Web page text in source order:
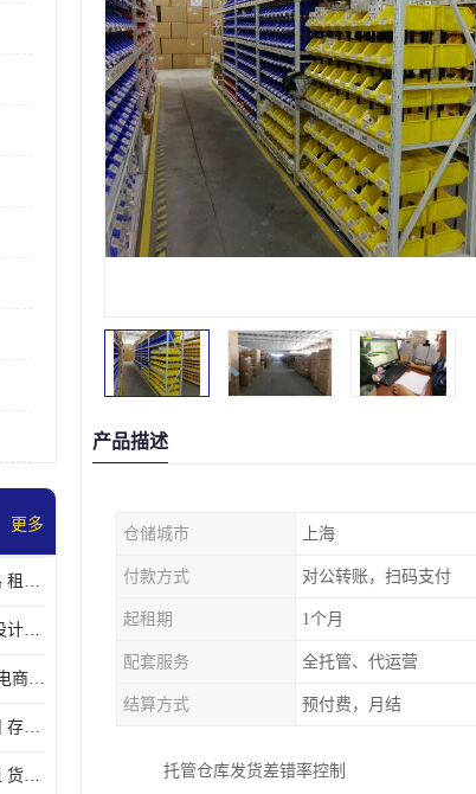
更多
玩具类短租仓库出租价格 租期灵活 智能电商配套
净化器类临时仓库出租 设计简单 电商仓储物流战略合作
云仓仓储公司 面积灵活 电商仓储物流战略合作
办公用品类云仓仓储公司 存货周转很快 电商仓储物流战略整合
办公用品类托管仓库出租 货物装卸方便 电商仓储物流战略合作
产品描述
仓储城市 上海
付款方式 对公转账，扫码支付
起租期 1个月
配套服务 全托管、代运营
结算方式 预付费，月结
托管仓库发货差错率控制